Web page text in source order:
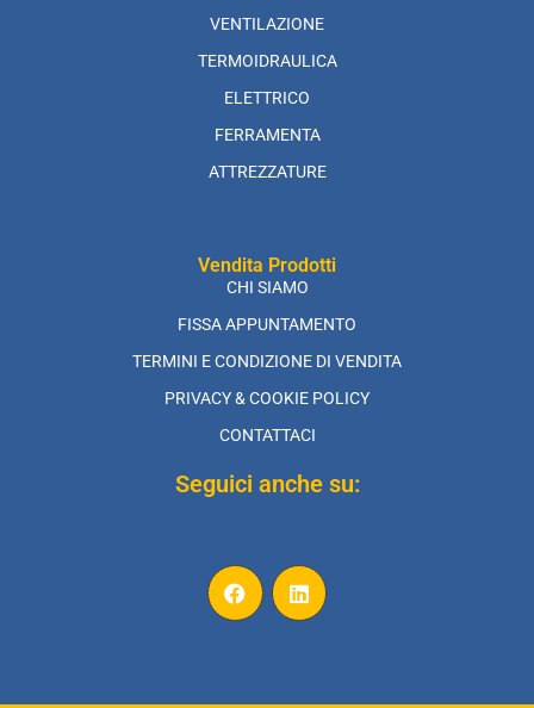
VENTILAZIONE
TERMOIDRAULICA
ELETTRICO
FERRAMENTA
ATTREZZATURE
Vendita Prodotti
CHI SIAMO
FISSA APPUNTAMENTO
TERMINI E CONDIZIONE DI VENDITA
PRIVACY & COOKIE POLICY
CONTATTACI
Seguici anche su: